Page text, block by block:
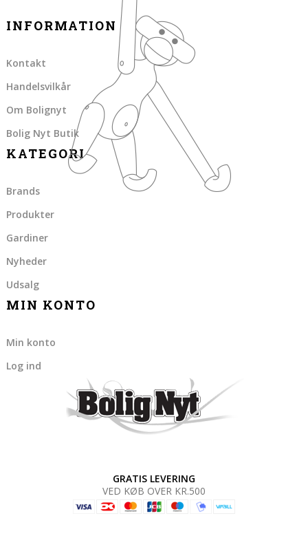
INFORMATION
Kontakt
Handelsvilkår
Om Bolignyt
Bolig Nyt Butik
KATEGORI
Brands
Produkter
Gardiner
Nyheder
Udsalg
MIN KONTO
Min konto
Log ind
GRATIS LEVERING
VED KØB OVER KR.500